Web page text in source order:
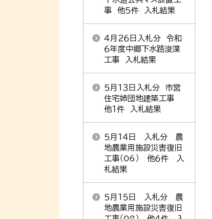
事 他５件 入札結果
４月２６日入札分 令和
６年度中郷下水路浚渫
工事 入札結果
５月１３日入札分 市営
住宅姉団地建築工事
他１件 入札結果
５月１４日 入札分 農
地農業用施設災害復旧
工事（06） 他６件 入
札結果
５月１５日 入札分 農
地農業用施設災害復旧